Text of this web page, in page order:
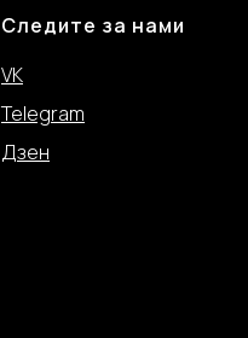
Следите за нами
VK
Telegram
Дзен